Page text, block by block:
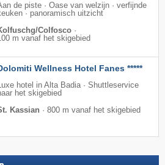
de piste · Oase van welzijn · verfijnde
· panoramisch uitzicht
Colfosco ·
m vanaf het skigebied
Wellness Hotel Fanes *****
hotel in Alta Badia · Shuttleservice
het skigebied
Kassian · 800 m vanaf het skigebied